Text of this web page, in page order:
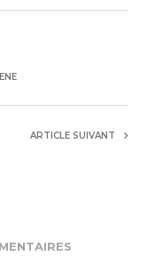
ARTICLE SUIVANT